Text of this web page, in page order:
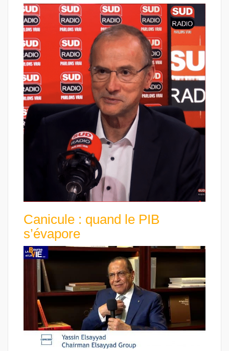
Canicule : quand le PIB
s’évapore